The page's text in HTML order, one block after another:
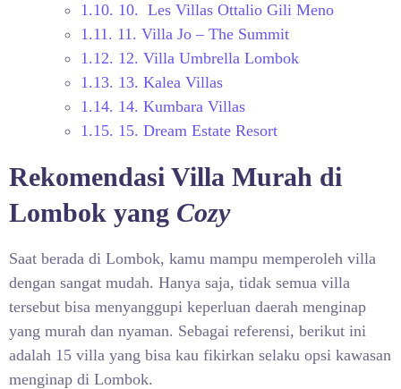
1.10. 10. Les Villas Ottalio Gili Meno
1.11. 11. Villa Jo – The Summit
1.12. 12. Villa Umbrella Lombok
1.13. 13. Kalea Villas
1.14. 14. Kumbara Villas
1.15. 15. Dream Estate Resort
Rekomendasi Villa Murah di
Lombok yang Cozy
Saat berada di Lombok, kamu mampu memperoleh villa
dengan sangat mudah. Hanya saja, tidak semua villa
tersebut bisa menyanggupi keperluan daerah menginap
yang murah dan nyaman. Sebagai referensi, berikut ini
adalah 15 villa yang bisa kau fikirkan selaku opsi kawasan
menginap di Lombok.